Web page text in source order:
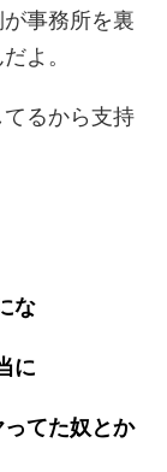
事務所を裏
よ。
るから支持
な
に
てた奴とか